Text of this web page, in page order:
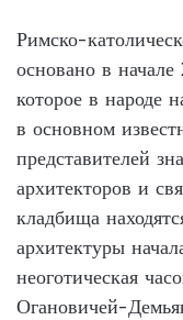
Римско-
основано в
которое в народе
в основном
представителей
архитекторов и
кладбища
архитектуры
неоготическая
Огановичей-